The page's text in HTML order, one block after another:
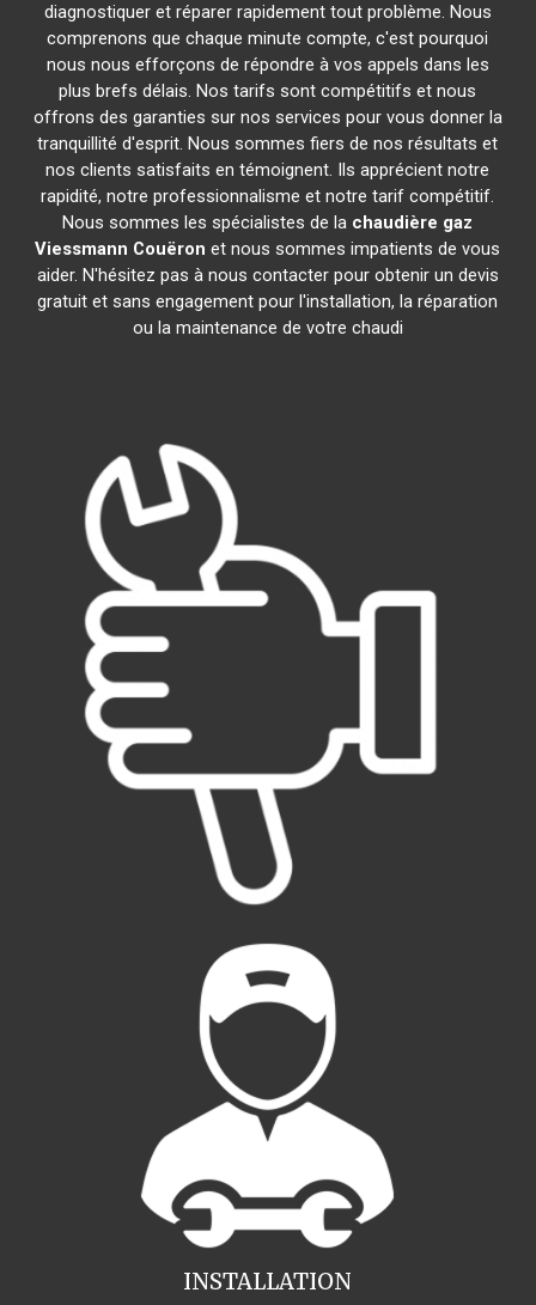
diagnostiquer et réparer rapidement tout problème. Nous
comprenons que chaque minute compte, c'est pourquoi
nous nous efforçons de répondre à vos appels dans les
plus brefs délais. Nos tarifs sont compétitifs et nous
offrons des garanties sur nos services pour vous donner la
tranquillité d'esprit. Nous sommes fiers de nos résultats et
nos clients satisfaits en témoignent. Ils apprécient notre
rapidité, notre professionnalisme et notre tarif compétitif.
Nous sommes les spécialistes de la chaudière gaz
Viessmann Couëron et nous sommes impatients de vous
aider. N'hésitez pas à nous contacter pour obtenir un devis
gratuit et sans engagement pour l'installation, la réparation
ou la maintenance de votre chaudi
INSTALLATION